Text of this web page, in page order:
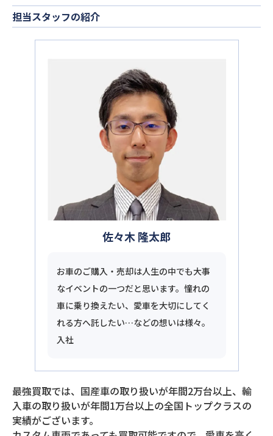
担当スタッフの紹介
佐々木 隆太郎
お車のご購入・売却は人生の中でも大事
なイベントの一つだと思います。憧れの
車に乗り換えたい、愛車を大切にしてく
れる方へ託したい…などの想いは様々。
入社
最強買取では、国産車の取り扱いが年間2万台以上、輸
入車の取り扱いが年間1万台以上の全国トップクラスの
実績がございます。